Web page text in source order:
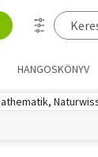
HANGOSKÖNYV